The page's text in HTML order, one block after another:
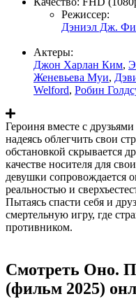
Режиссер:
Дэниэл Дж.
Актеры:
Джон Харлан Ким,
Женевьева Муи,
Welford, Робин
Героиня вместе с
надеясь облегчить свои
обстановкой скрывается
качестве носителя для
девушки сопровождается
реальностью и
Пытаясь спасти себя и
смертельную игру, где
противником.
Смотреть Оно.
(фильм 2025)